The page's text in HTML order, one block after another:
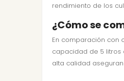
rendimiento de los
¿Cómo se
En comparación con
capacidad de 5 litros
alta calidad